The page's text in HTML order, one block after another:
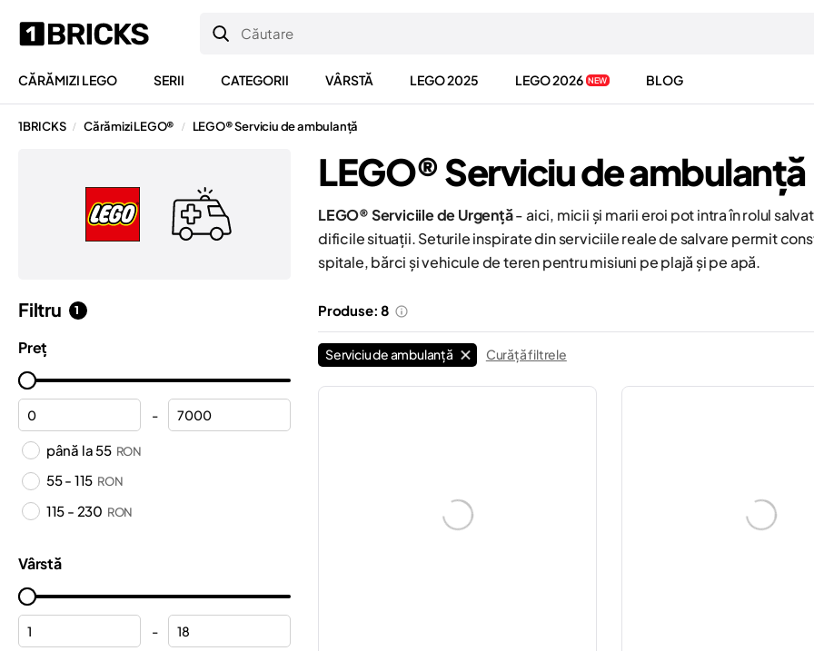
CĂRĂMIZI LEGO SERII CATEGORII VÂRSTĂ LEGO 2025 LEGO 2026 NEW BLOG
1BRICKS / Cărămizi LEGO® / LEGO® Serviciu de ambulanță
LEGO® Serviciu de ambulanță
LEGO® Serviciile de Urgență- aici, micii și marii eroi pot intra în rolul
dificile situații. Seturile inspirate din serviciile reale de salvare permit
spitale, bărci și vehicule de teren pentru misiuni pe plajă și pe apă.
Produse: 8
Serviciu de ambulanță Curăță filtrele
Filtru 1
Preț
-
până la 55 RON
55 - 115 RON
115 - 230 RON
Vârstă
-